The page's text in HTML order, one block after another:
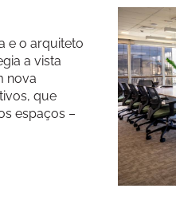
e o arquiteto
a vista
nova
que
espaços –